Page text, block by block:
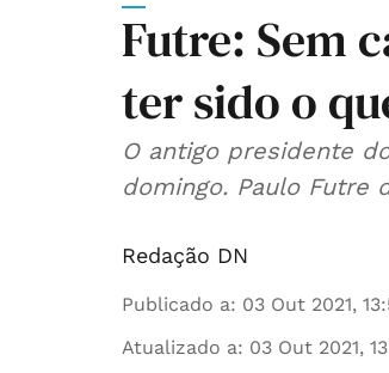
Futre: Sem
ter sido o
O antigo presidente
domingo. Paulo Futre
Redação DN
Publicado a: 03 Out 2021,
Atualizado a: 03 Out 2021,